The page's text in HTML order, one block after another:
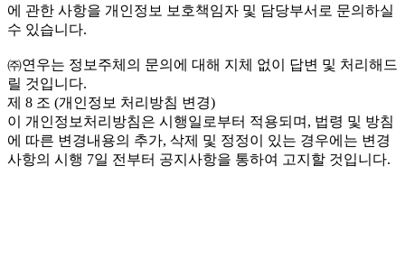
에 관한 사항을 개인정보 보호책임자 및 담당부서로 문의하실
수 있습니다.
㈜연우는 정보주체의 문의에 대해 지체 없이 답변 및 처리해드
릴 것입니다.
제 8 조 (개인정보 처리방침 변경)
이 개인정보처리방침은 시행일로부터 적용되며, 법령 및 방침
에 따른 변경내용의 추가, 삭제 및 정정이 있는 경우에는 변경
사항의 시행 7일 전부터 공지사항을 통하여 고지할 것입니다.